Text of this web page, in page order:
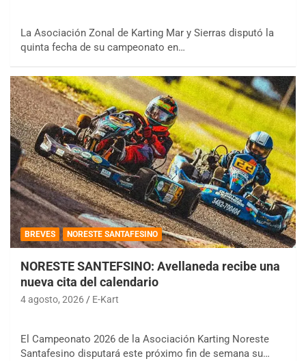
La Asociación Zonal de Karting Mar y Sierras disputó la
quinta fecha de su campeonato en…
BREVES NORESTE SANTAFESINO
NORESTE SANTEFSINO: Avellaneda recibe una
nueva cita del calendario
4 agosto, 2026 E-Kart
El Campeonato 2026 de la Asociación Karting Noreste
Santafesino disputará este próximo fin de semana su…